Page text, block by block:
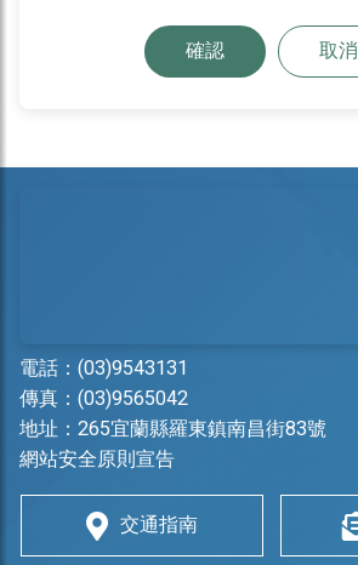
確認 取消
電話： (03)9543131
傳真：(03)9565042
地址： 265宜蘭縣羅東鎮南昌街83號
網站安全原則宣告
交通指南